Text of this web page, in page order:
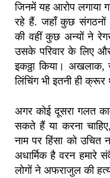
जिनमें यह आरोप लगाया
रहे हैं. जहाँ कुछ संगठनों
की वहीं कुछ अन्यों ने
उसके परिवार के लिए
इकठ्ठा किया।
लिंचिंग भी इतनी ही क्रूर
अगर कोई दूसरा गलत
सकते हैं या करना
नाम पर हिंसा को उचित
अधार्मिक है वरन हमारे
लोगों ने अफराजुल की